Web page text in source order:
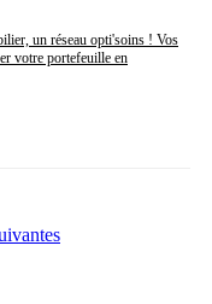
un réseau opti'soins ! Vos
votre portefeuille en